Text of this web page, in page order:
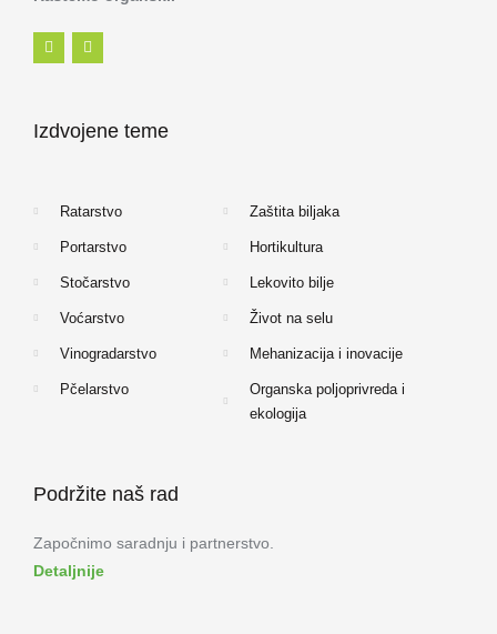
F
a
c
o
I
n
s
r
Izdvojene teme
Ratarstvo
Portarstvo
Stočarstvo
Voćarstvo
Vinogradarstvo
Pčelarstvo
Zaštita biljaka
Hortikultura
Lekovito bilje
Život na selu
Mehanizacija i inovacije
Organska poljoprivreda i
ekologija
Podržite naš rad
Započnimo saradnju i partnerstvo.
Detaljnije